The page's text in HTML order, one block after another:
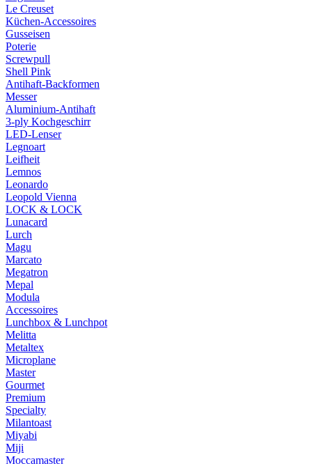
Le Creuset
Küchen-Accessoires
Gusseisen
Poterie
Screwpull
Shell Pink
Antihaft-Backformen
Messer
Aluminium-Antihaft
3-ply Kochgeschirr
LED-Lenser
Legnoart
Leifheit
Lemnos
Leonardo
Leopold Vienna
LOCK & LOCK
Lunacard
Lurch
Magu
Marcato
Megatron
Mepal
Modula
Accessoires
Lunchbox & Lunchpot
Melitta
Metaltex
Microplane
Master
Gourmet
Premium
Specialty
Milantoast
Miyabi
Miji
Moccamaster